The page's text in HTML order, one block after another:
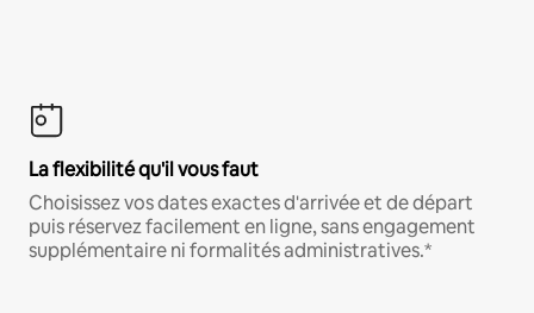
La flexibilité qu'il vous faut
Choisissez vos dates exactes d'arrivée et de départ
puis réservez facilement en ligne, sans engagement
supplémentaire ni formalités administratives.*